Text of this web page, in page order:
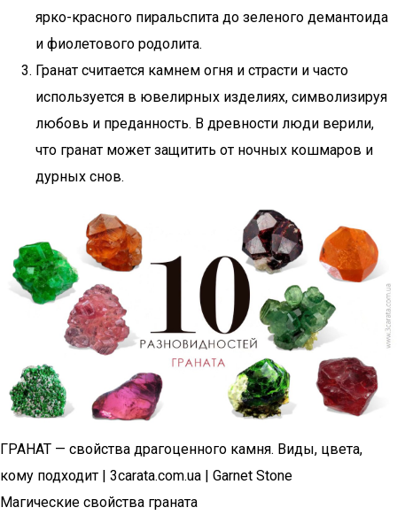
ярко-красного пиральспита до зеленого демантоида
и фиолетового родолита.
Гранат считается камнем огня и страсти и часто
используется в ювелирных изделиях, символизируя
любовь и преданность. В древности люди верили,
что гранат может защитить от ночных кошмаров и
дурных снов.
ГРАНАТ — свойства драгоценного камня. Виды, цвета,
кому подходит | 3carata.com.ua | Garnet Stone
Магические свойства граната